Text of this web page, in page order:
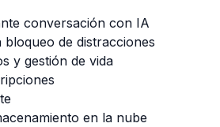
conversación con IA
de distracciones
y gestión de vida
en la nube